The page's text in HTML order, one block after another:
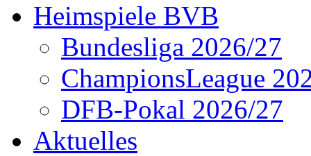
Heimspiele BVB
Bundesliga 2026/27
ChampionsLeague
DFB-Pokal 2026/27
Aktuelles